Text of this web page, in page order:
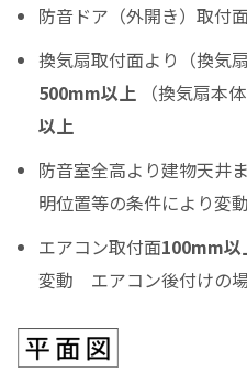
ボーナス月の加算金額
ボーナス月の加算（上乗せ）金額をス
シュミレーション結果
月々のお支払金額
（初回月のみ）お支払金額
防音ドア（外開き）取付
換気扇取付面より（換気
500mm以上 （換気扇本
以上
防音室全高より建物天井
明位置等の条件により変動
エアコン取付面100mm以
変動 エアコン後付けの場